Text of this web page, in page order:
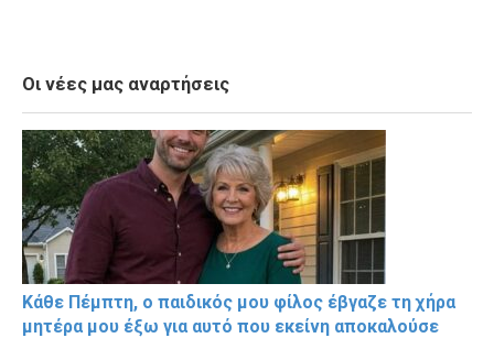
Οι νέες μας αναρτήσεις
Κάθε Πέμπτη, ο παιδικός μου φίλος έβγαζε τη χήρα
μητέρα μου έξω για αυτό που εκείνη αποκαλούσε